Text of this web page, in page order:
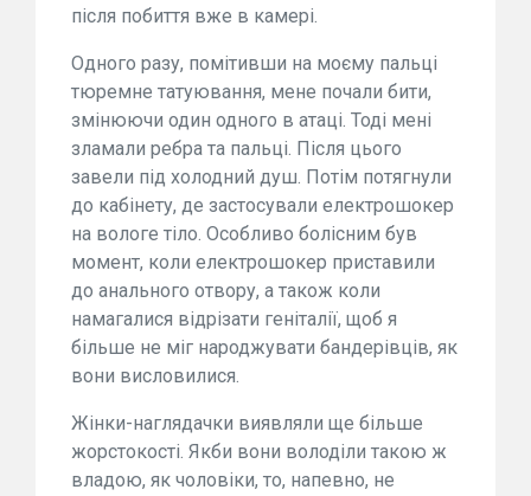
після побиття вже в камері.
Одного разу, помітивши на моєму пальці
тюремне татуювання, мене почали бити,
змінюючи один одного в атаці. Тоді мені
зламали ребра та пальці. Після цього
завели під холодний душ. Потім потягнули
до кабінету, де застосували електрошокер
на вологе тіло. Особливо болісним був
момент, коли електрошокер приставили
до анального отвору, а також коли
намагалися відрізати геніталії, щоб я
більше не міг народжувати бандерівців, як
вони висловилися.
Жінки-наглядачки виявляли ще більше
жорстокості. Якби вони володіли такою ж
владою, як чоловіки, то, напевно, не